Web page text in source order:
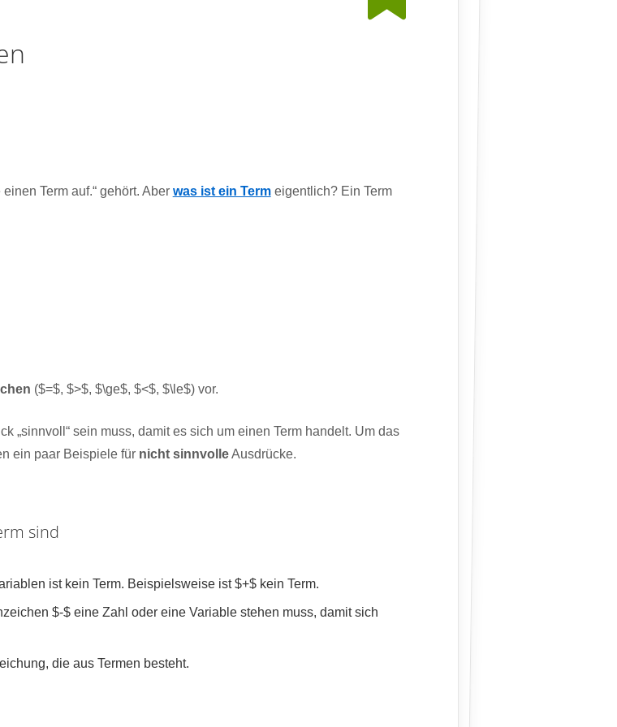
Term auf.“ gehört. Aber was ist ein Termeigentlich? Ein Term
($=$, $>$, $\ge$, $<$, $\le$) vor.
„sinnvoll“ sein muss, damit es sich um einen Term handelt. Um das
ein paar Beispiele für nicht sinnvolleAusdrücke.
sind
ist kein Term. Beispielsweise ist $+$ kein Term.
$-$ eine Zahl oder eine Variable stehen muss, damit sich
die aus Termen besteht.